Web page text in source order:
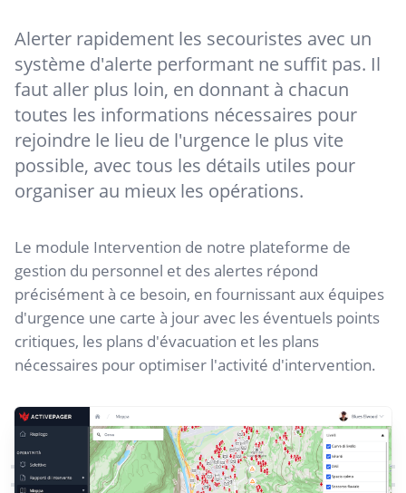
Alerter rapidement les secouristes avec un
système d'alerte performant ne suffit pas. Il
faut aller plus loin, en donnant à chacun
toutes les informations nécessaires pour
rejoindre le lieu de l'urgence le plus vite
possible, avec tous les détails utiles pour
organiser au mieux les opérations.
Le module Intervention de notre plateforme de
gestion du personnel et des alertes répond
précisément à ce besoin, en fournissant aux équipes
d'urgence une carte à jour avec les éventuels points
critiques, les plans d'évacuation et les plans
nécessaires pour optimiser l'activité d'intervention.